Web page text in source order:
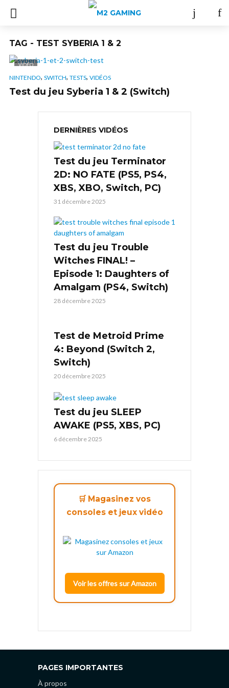
TAG - TEST SYBERIA 1 & 2
VIDÉO
NINTENDO, SWITCH, TESTS, VIDÉOS
Test du jeu Syberia 1 & 2 (Switch)
DERNIÈRES VIDÉOS
Test du jeu Terminator
2D: NO FATE (PS5, PS4,
XBS, XBO, Switch, PC)
31 décembre 2025
Test du jeu Trouble
Witches FINAL! –
Episode 1: Daughters of
Amalgam (PS4, Switch)
28 décembre 2025
Test de Metroid Prime
4: Beyond (Switch 2,
Switch)
20 décembre 2025
Test du jeu SLEEP
AWAKE (PS5, XBS, PC)
6 décembre 2025
🛒 Magasinez vos
consoles et jeux vidéo
Voir les offres sur Amazon
PAGES IMPORTANTES
À propos